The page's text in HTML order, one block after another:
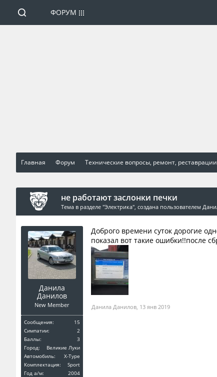
Главная Форум Технические вопросы, ремонт,
не работают заслонки печки
Тема в разделе "Электрика", создана пользователем
Данила
Данилов
New Member
Сообщения:
15
Симпатии:
2
Баллы:
3
Город:
Великие Луки
Автомобиль:
X-Type
Комплектация:
Sport
Год a/м:
2004
Доброго времени суток дорогие
показал вот такие ошибки!!после
Данила Данилов, 13 янв 2019
ФОРУМ